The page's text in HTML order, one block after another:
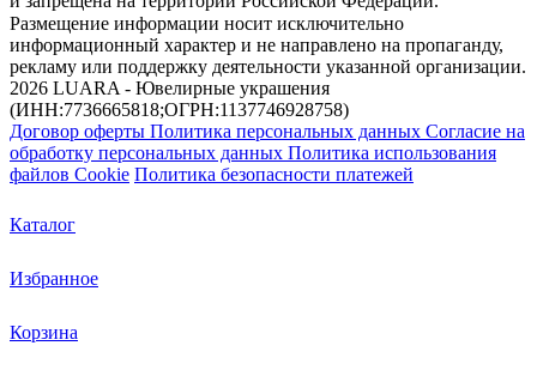
Размещение информации носит исключительно
информационный характер и не направлено на пропаганду,
рекламу или поддержку деятельности указанной организации.
2026 LUARA - Ювелирные украшения
(ИНН:7736665818;ОГРН:1137746928758)
Договор оферты Политика персональных данных Согласие на
обработку персональных данных Политика использования
файлов Cookie Политика безопасности платежей
Каталог
Избранное
Корзина